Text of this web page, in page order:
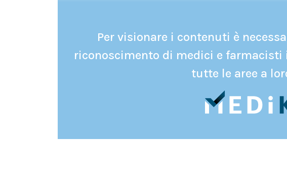
Per visionare i contenuti è
riconoscimento di medici e farmacisti
tutte le aree a